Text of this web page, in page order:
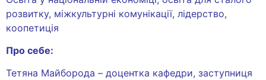
розвитку, міжкультурні комунікації, лідерство,
коопетиція
Про себе:
Тетяна Майборода – доцентка кафедри, заступниця